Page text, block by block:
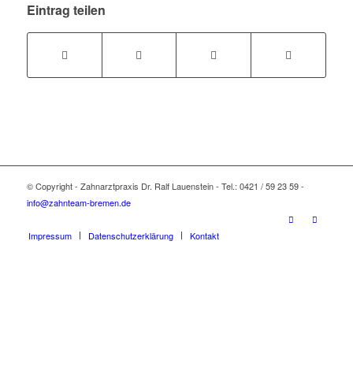
Eintrag teilen
© Copyright - Zahnarztpraxis Dr. Ralf Lauenstein - Tel.: 0421 / 59 23 59 -
info@zahnteam-bremen.de
Impressum Datenschutzerklärung Kontakt